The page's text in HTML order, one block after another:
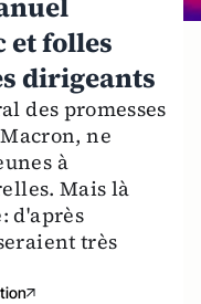
et folles
dirigeants
des promesses
ne
à
Mais là
d'après
très